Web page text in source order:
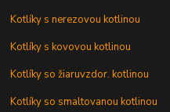
Kotlíky s nerezovou kotlinou
Kotlíky s kovovou kotlinou
Kotlíky so žiaruvzdor. kotlinou
Kotlíky so smaltovanou kotlinou